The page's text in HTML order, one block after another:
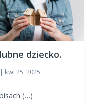
dziecko.
| kwi 25, 2025
(…)